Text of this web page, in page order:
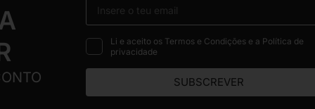
Li e aceito os Termos e Condições e a Política de
privacidade
SUBSCREVER